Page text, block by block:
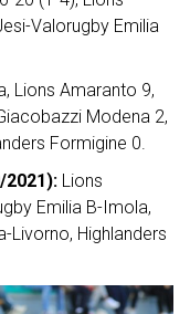
Valorugby Emilia
Lions Amaranto 9,
Modena 2,
Formigine 0.
2021): Lions
Emilia B-Imola,
Livorno, Highlanders